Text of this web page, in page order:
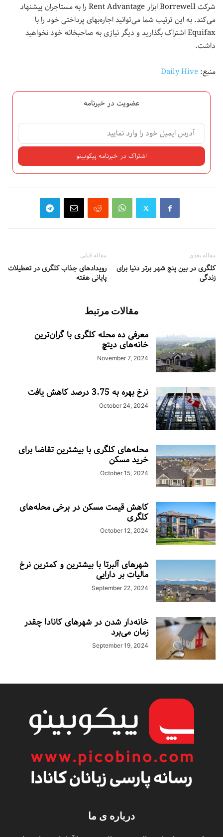
شرکت Borrewell ابزار Rent Advantage را به مستاجران پیشنهاد
می‌کند. به این ترتیب شما می‌توانید اجاره‌بهای پرداختی خود را با
Equifax اشتراک بگذارید و دیگر نیازی به صاحبخانه خود نخواهید
داشت.
منبع:Daily Hive
عضویت در خبرنامه
مقاله قبلی
رویدادهای جذاب کلگری در تعطیلات
پایانی هفته
مقاله بعدی
کلگری در بین پنج شهر برتر دنیا برای
زندگی
مقالات مرتبط
معرفی ده محله کلگری با گران‌ترین
خانه‌های دیتچ
November 7, 2024
نرخ بهره به 3.75 درصد کاهش یافت
October 24, 2024
محله‌های کلگری با بیشترین تقاضا برای
خرید مسکن
October 15, 2024
کاهش قیمت مسکن در برخی محله‌های
کلگری
October 12, 2024
شهرهای آلبرتا با بیشترین و کمترین نرخ
مالیات بر دارایی
September 22, 2024
خانه‌دار شدن در شهرهای کانادا چقدر
زمان می‌برد
September 19, 2024
درباره ی ما